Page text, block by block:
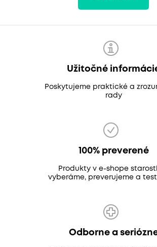
Užitočné
Poskytujeme praktické a
rady
100% preverené
Produkty v e-shope
vyberáme, preverujeme a
Odborne a